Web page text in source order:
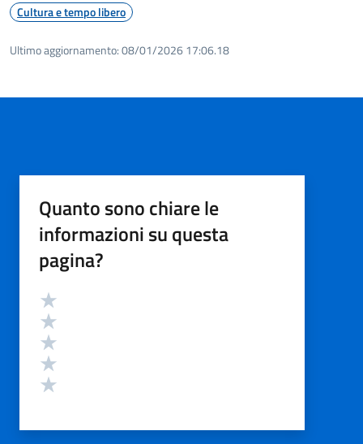
Cultura e tempo libero
Ultimo aggiornamento:08/01/2026 17:06.18
Quanto sono chiare le
informazioni su questa
pagina?
Valutazione